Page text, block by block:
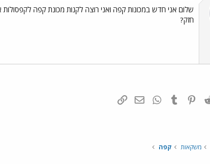
שלום אני חדש במכונות קפה ואני רוצה לקנות מכונת קפה
חזק?
Reddit
Pinterest
Tumblr
WhatsAppדואר אלקטרוני
משקאות קפה